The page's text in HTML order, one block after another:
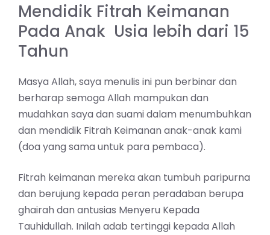
Mendidik Fitrah Keimanan
Pada Anak Usia lebih dari 15
Tahun
Masya Allah, saya menulis ini pun berbinar dan
berharap semoga Allah mampukan dan
mudahkan saya dan suami dalam menumbuhkan
dan mendidik Fitrah Keimanan anak-anak kami
(doa yang sama untuk para pembaca).
Fitrah keimanan mereka akan tumbuh paripurna
dan berujung kepada peran peradaban berupa
ghairah dan antusias Menyeru Kepada
Tauhidullah. Inilah adab tertinggi kepada Allah